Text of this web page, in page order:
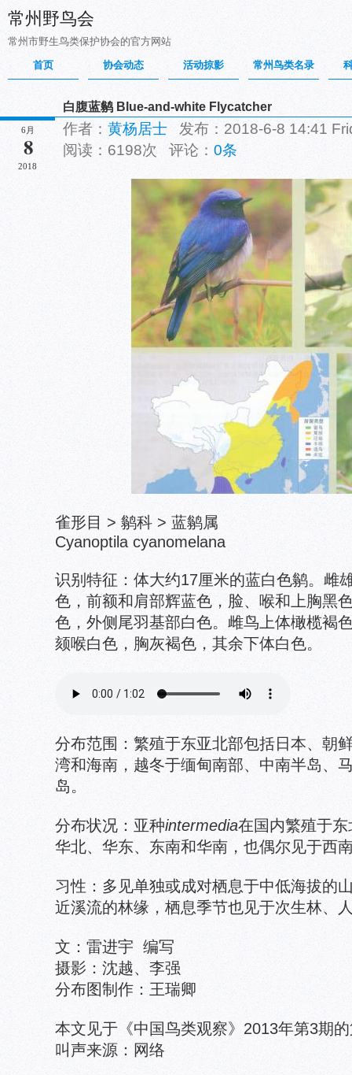
常州野鸟会
常州市野生鸟类保护协会的官方网站
首页
协会动态 活动掠影 常州鸟类名录
6月
8
2018
白腹蓝鹟 Blue-and-white Flycatcher
作者： 黄杨居士 发布：2018-6-8 14:41
阅读：6198次 评论： 0条
雀形目 > 鹟科 > 蓝鹟属
Cyanoptila cyanomelana
识别特征：体大约17厘米的蓝白色鹟。雌
色，前额和肩部辉蓝色，脸、喉和上胸黑
色，外侧尾羽基部白色。雌鸟上体橄榄褐
颏喉白色，胸灰褐色，其余下体白色。
分布范围：繁殖于东亚北部包括日本、朝
湾和海南，越冬于缅甸南部、中南半岛、
岛。
分布状况：亚种intermedia在国内繁殖于
华北、华东、东南和华南，也偶尔见于西
习性：多见单独或成对栖息于中低海拔的
近溪流的林缘，栖息季节也见于次生林、
文：雷进宇 编写
摄影：沈越、李强
分布图制作：王瑞卿
本文见于《中国鸟类观察》2013年第3期
叫声来源：网络